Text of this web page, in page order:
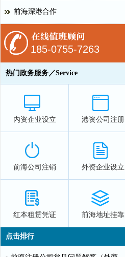
前海深港合作
185-0755-7263
热门政务服务／Service
内资企业设立 港资公司注册
前海公司注销 外资企业设立
红本租赁凭证 前海地址挂靠
点击排行